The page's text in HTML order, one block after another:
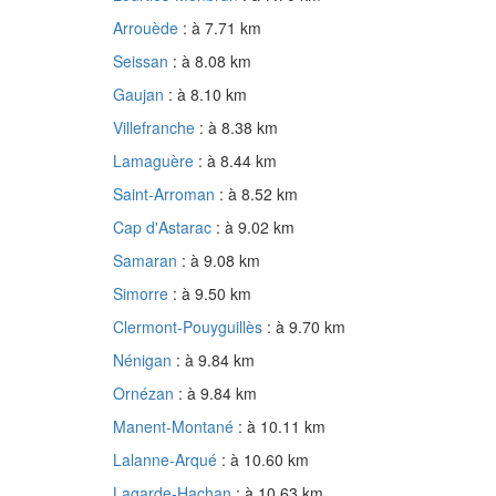
Arrouède : à 7.71 km
Seissan : à 8.08 km
Gaujan : à 8.10 km
Villefranche : à 8.38 km
Lamaguère : à 8.44 km
Saint-Arroman : à 8.52 km
Cap d'Astarac : à 9.02 km
Samaran : à 9.08 km
Simorre : à 9.50 km
Clermont-Pouyguillès : à 9.70 km
Nénigan : à 9.84 km
Ornézan : à 9.84 km
Manent-Montané : à 10.11 km
Lalanne-Arqué : à 10.60 km